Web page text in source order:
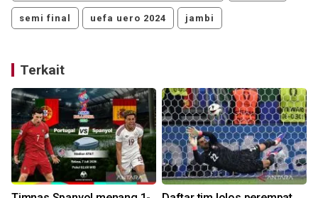
semi final uefa uero 2024 jambi
Terkait